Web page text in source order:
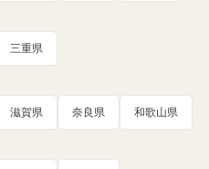
三重県
滋賀県 奈良県 和歌山県